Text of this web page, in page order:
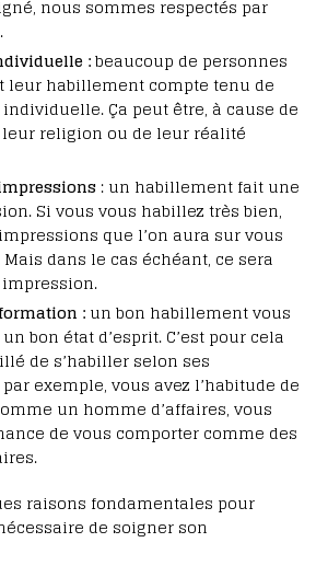
nous sommes respectés par
:beaucoup de personnes
leur habillement compte tenu de
Ça peut être, à cause de
religion ou de leur réalité
: un habillement fait une
Si vous vous habillez très bien,
que l’on aura sur vous
dans le cas échéant, ce sera
: un bon habillement vous
bon état d’esprit. C’est pour cela
de s’habiller selon ses
exemple, vous avez l’habitude de
un homme d’affaires, vous
de vous comporter comme des
raisons fondamentales pour
de soigner son